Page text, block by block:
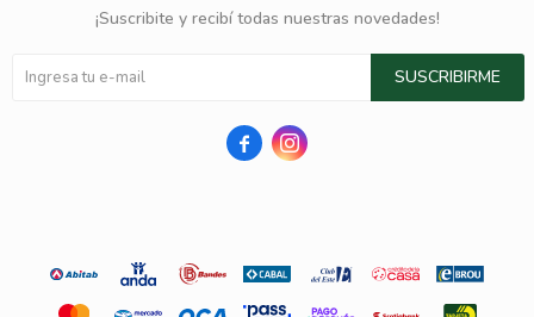
¡Suscribite y recibí todas nuestras novedades!
SUSCRIBIRME
 